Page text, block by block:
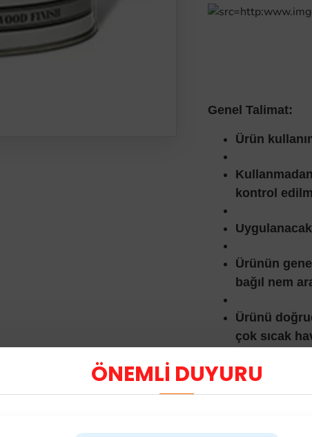
ÖNEMLİ DUYURU
Genel Talimat:
Ürün
kontrol
Ürünün
bağıl nem
Ürünü
çok sıcak
altında
Kullanım
Kullanılan